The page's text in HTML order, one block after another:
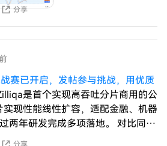
分享
赛已开启，发帖参与挑战，用优质
是首个实现高吞吐分片商用的公
现性能线性扩容，适配金融、机器
两年研发完成多项落地。 对比同类
、Harmony均为后
分享